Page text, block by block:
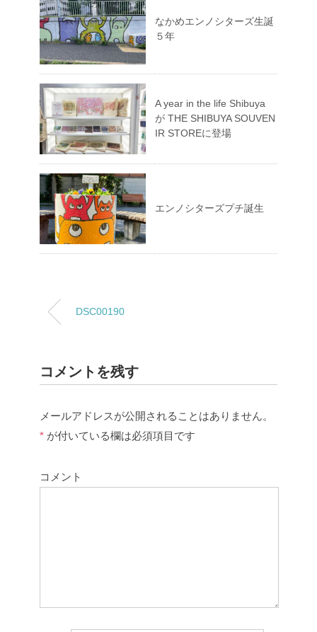
なかめエンノシターズ生誕
５年
A year in the life Shibuya
が THE SHIBUYA SOUVEN
IR STOREに登場
エンノシターズプチ誕生
DSC00190
コメントを残す
メールアドレスが公開されることはありません。
* が付いている欄は必須項目です
コメント